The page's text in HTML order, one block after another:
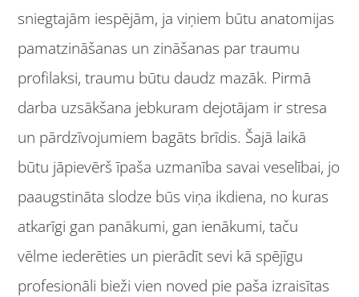
sniegtajām iespējām, ja viņiem būtu anatomijas
pamatzināšanas un zināšanas par traumu
profilaksi, traumu būtu daudz mazāk. Pirmā
darba uzsākšana jebkuram dejotājam ir stresa
un pārdzīvojumiem bagāts brīdis. Šajā laikā
būtu jāpievērš īpaša uzmanība savai veselībai, jo
paaugstināta slodze būs viņa ikdiena, no kuras
atkarīgi gan panākumi, gan ienākumi, taču
vēlme iederēties un pierādīt sevi kā spējīgu
profesionāli bieži vien noved pie paša izraisītas